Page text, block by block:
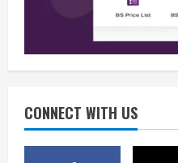
CONNECT WITH US
August
3
Perang
Digital